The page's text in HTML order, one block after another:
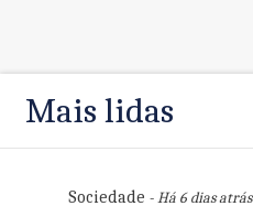
Mais lidas
Sociedade - Há 6 dias atrás